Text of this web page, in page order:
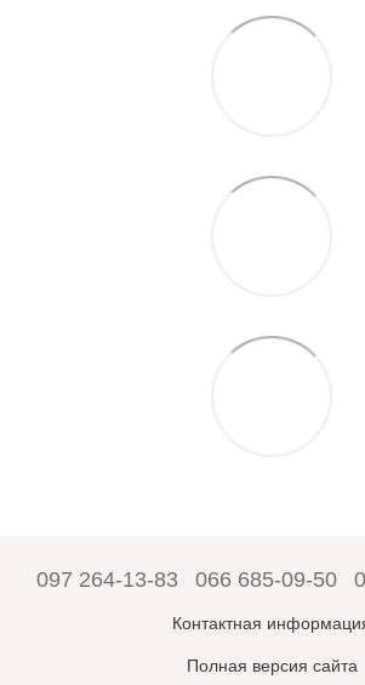
097 264-13-83 066 685-09-50
Контактная
Полная версия сайта